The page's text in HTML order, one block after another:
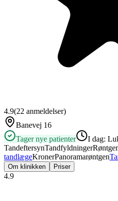
4.9(22 anmeldelser)
Banevej 16
Tager nye patienter
I dag:
TandeftersynTandfyldninger
tandlægeKronerPanoramarøntgen
Om klinikken Priser
4.9